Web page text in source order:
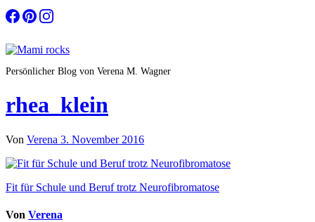
Zum
Inhalt
Persönlicher Blog von Verena M. Wagner
rhea_klein
Von Verena 3. November 2016
Beitragsnavigation
Fit für Schule und Beruf trotz Neurofibromatose
Von Verena